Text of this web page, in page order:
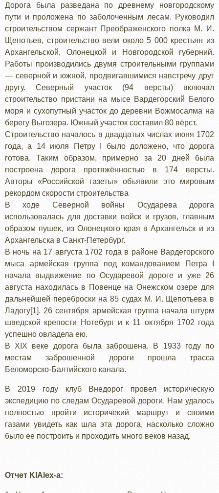
Дорога была разведана по древнему новгородскому
пути и проложена по заболоченным лесам. Руководил
строительством сержант Преображенского полка М. И.
Щепотьев, строительство вели около 5 000 крестьян из
Архангельской, Олонецкой и Новгородской губерний.
Работы производились двумя строительными группами
— северной и южной, продвигавшимися навстречу друг
другу. Северный участок (94 версты) включал
строительство пристани на мысе Вардегорский Белого
моря и сухопутный участок до деревни Вожмосалма на
берегу Выгозера. Южный участок составил 80 вёрст.
Строительство началось в двадцатых числах июня 1702
года, а 14 июля Петру I было доложено, что дорога
готова. Таким образом, примерно за 20 дней была
построена дорога протяжённостью в 174 версты.
Авторы «Российской газеты» объявили это мировым
рекордом скорости строительства
В ходе Северной войны Осударева дорога
использовалась для доставки войск и грузов, главным
образом пушек, из Олонецкого края в Архангельск и из
Архангельска в Санкт-Петербург.
В ночь на 17 августа 1702 года в районе Вардегорского
мыса армейская группа под командованием Петра I
начала выдвижение по Осударевой дороге и уже 26
августа находилась в Повенце на Онежском озере для
дальнейшей переброски на 85 судах М. И. Щепотьева в
Ладогу[1]. 26 сентября армейская группа начала штурм
шведской крепости Нотебург и к 11 октября 1702 года
успешно овладела ею.
В XIX веке дорога была заброшена. В 1933 году по
местам заброшенной дороги прошла трасса
Беломорско-Балтийского канала.
В 2019 году клуб Внедорог провел историческую
экспедицию по следам Осударевой дороги. Нам удалось
полностью пройти историчекий маршрут и своими
газами увидеть как шла эта дорога, насколько сложно
было ее построить и проходить много веков назад.
Отчет KIAlex-а: